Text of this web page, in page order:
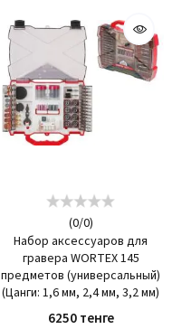
(0/0)
Набор аксессуаров для
гравера WORTEX 145
предметов (универсальный)
(Цанги: 1,6 мм, 2,4 мм, 3,2 мм)
6250 тенге